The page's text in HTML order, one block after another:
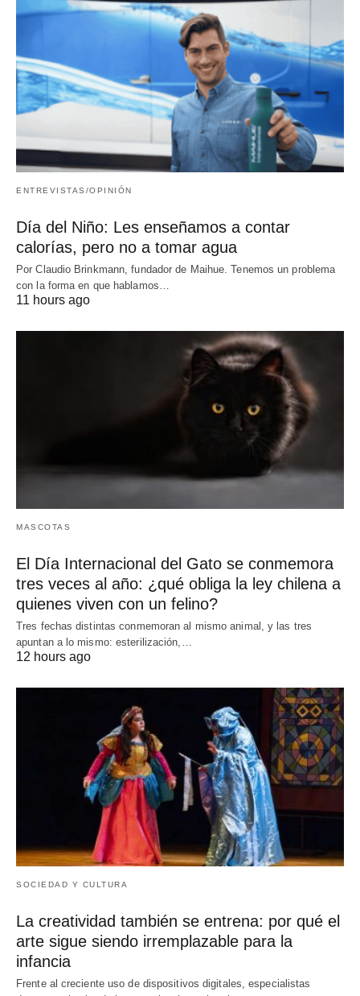
ENTREVISTAS/OPINIÓN
Día del Niño: Les enseñamos a contar
calorías, pero no a tomar agua
Por Claudio Brinkmann, fundador de Maihue. Tenemos un problema
con la forma en que hablamos…
11 hours ago
MASCOTAS
El Día Internacional del Gato se conmemora
tres veces al año: ¿qué obliga la ley chilena a
quienes viven con un felino?
Tres fechas distintas conmemoran al mismo animal, y las tres
apuntan a lo mismo: esterilización,…
12 hours ago
SOCIEDAD Y CULTURA
La creatividad también se entrena: por qué el
arte sigue siendo irremplazable para la
infancia
Frente al creciente uso de dispositivos digitales, especialistas